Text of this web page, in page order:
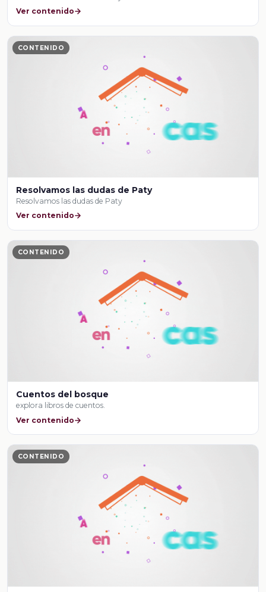
Ver contenido
CONTENIDO
Resolvamos las dudas de Paty
Resolvamos las dudas de Paty
Ver contenido
CONTENIDO
Cuentos del bosque
explora libros de cuentos.
Ver contenido
CONTENIDO